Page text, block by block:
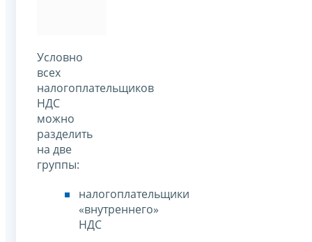
Условно
всех
налогоплательщиков
НДС
можно
разделить
на две
группы:
налогоплательщики
«внутреннего»
НДС